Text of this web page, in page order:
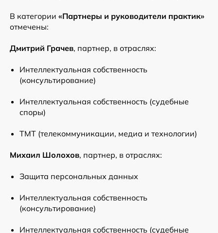
В категории «Партнеры и руководители практик»
отмечены:
Дмитрий Грачев, партнер, в отраслях:
Интеллектуальная собственность
(консультирование)
Интеллектуальная собственность (судебные
споры)
ТМТ (телекоммуникации, медиа и технологии)
Михаил Шолохов, партнер, в отраслях:
Защита персональных данных
Интеллектуальная собственность
(консультирование)
Интеллектуальная собственность (судебные